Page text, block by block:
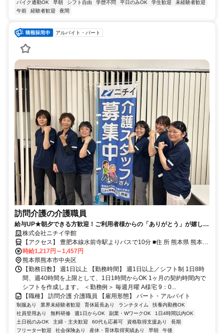
バイク通勤OK 早朝 シフト自由 学歴不問 平日のみOK 学生歓迎
未経験者歓迎
午前
経験者歓迎 夜間
アルバイト・パート
訪問介護の介護職員
給与UP★朝夕できる方歓迎！ご利用者様からの「ありがとう」が嬉しい
お仕事です。
株式会社ニチイ学館
【アクセス】 豊肥本線水前寺駅よりバスで10分 ■住 所 熊本県 熊本市
中央区 神水１丁目 3番1号 ヨネザワ熊本県庁前ビル3階C号室 ■アクセ
ス 豊肥本線水前寺駅よりバスで10分
時給1,217円～1,457円
熊本県熊本市中央区
【勤務日数】 週1日以上 【勤務時間】 週1日以上／シフト制 1日8時
間、週40時間を上限として、1日1時間からOK 1ヶ月の契約時間内で
シフトを作成します。 ＜勤務例＞ 毎週月曜 A様宅 9：0...
【職種】 訪問介護 介護職員 【雇用形態】 パート・アルバイト
制服あり 業界未経験者歓迎 育休延長あり ランチタイム
扶養内勤務OK
社員登用あり
無料研修 週1日からOK 副業・WワークOK
1日4時間以内OK
土日祝のみOK
主婦・主夫歓迎 60代も応募可 資格取得支援あり
長期
フリーター歓迎
社会保険あり 産休・育休取得実績あり 早朝 午後